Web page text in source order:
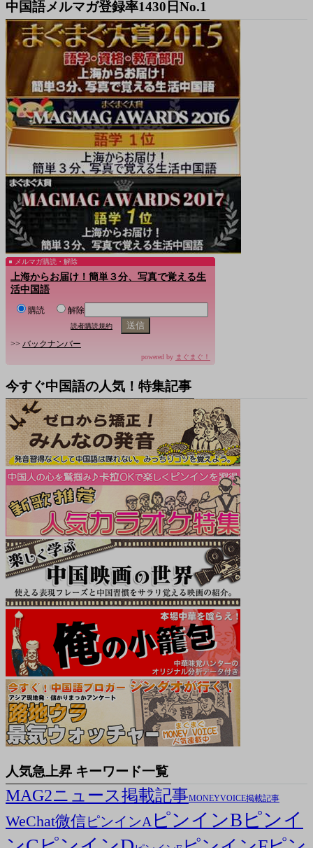
中国語メルマガ登録率1430日No.1
メルマガ購読・解除
上海からお届け！簡単３分、写真で覚える生
活中国語
購読 解除
読者購読規約
>> バックナンバー
powered by まぐまぐ！
今すぐ中国語の人気！特集記事
人気急上昇 キーワード一覧
MAG2ニュース掲載記事MONEYVOICE掲載記事
WeChat微信ピンインAピンインB ピンイ